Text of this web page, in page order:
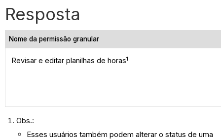
Resposta
Nome da permissão granular
Revisar e editar planilhas de horas1
Obs.:
Esses usuários também podem alterar o status de uma